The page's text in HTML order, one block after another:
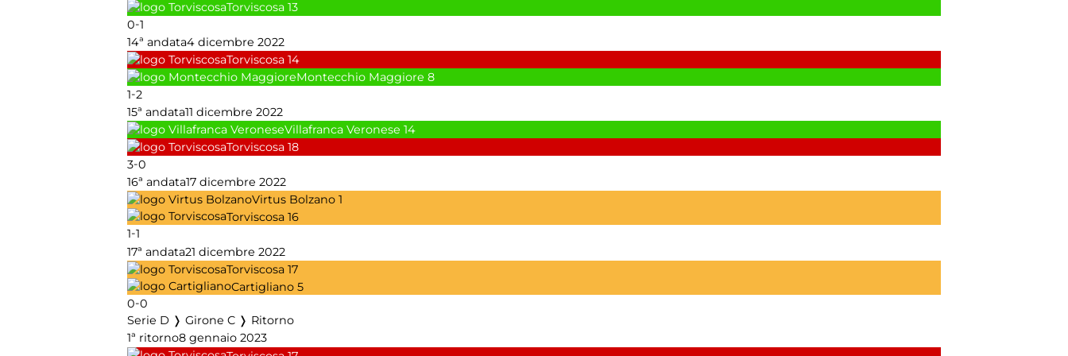
Torviscosa 13
0-1
14ª andata4 dicembre 2022
Torviscosa 14
Montecchio Maggiore 8
1-2
15ª andata11 dicembre 2022
Villafranca Veronese 14
Torviscosa 18
3-0
16ª andata17 dicembre 2022
Virtus Bolzano 1
Torviscosa 16
1-1
17ª andata21 dicembre 2022
Torviscosa 17
Cartigliano 5
0-0
Serie D ❭ Girone C ❭ Ritorno
1ª ritorno8 gennaio 2023